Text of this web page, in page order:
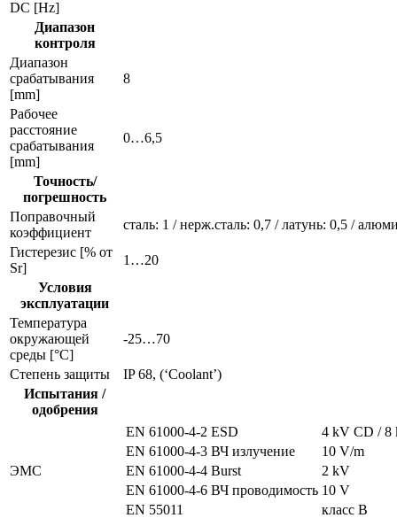
DC [Hz]
Диапазон
контроля
Диапазон
срабатывания
[mm]
8
Рабочее
расстояние
срабатывания
[mm]
0…6,5
Точность/
погрешность
Поправочный
коэффициент
сталь: 1 / нерж.сталь: 0,7 / латунь: 0,5 /
Гистерезис [% от
Sr]
1…20
Условия
эксплуатации
Температура
окружающей
среды [°C]
-25…70
Степень защиты
IP 68, (‘Coolant’)
Испытания /
одобрения
ЭMC
EN 61000-4-2 ESD
4 kV CD / 8
EN 61000-4-3 ВЧ излучение
10 V/m
EN 61000-4-4 Burst
2 kV
EN 61000-4-6 ВЧ проводимость 10 V
EN 55011
класс B